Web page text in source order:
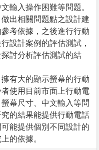
輸入操作困難等問題。
出相關問題點之設計建
考依據，之後進行行動
設計案例的評估測試，
討分析評估測試的結
有大的顯示螢幕的行動
使用目前市面上行動電
幕尺寸、中文輸入等問
的結果能提供行動電話
能提供個別不同設計的
的依據。